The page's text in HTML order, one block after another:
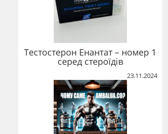
Тестостерон Енантат – номер 1
серед стероїдів
23.11.2024